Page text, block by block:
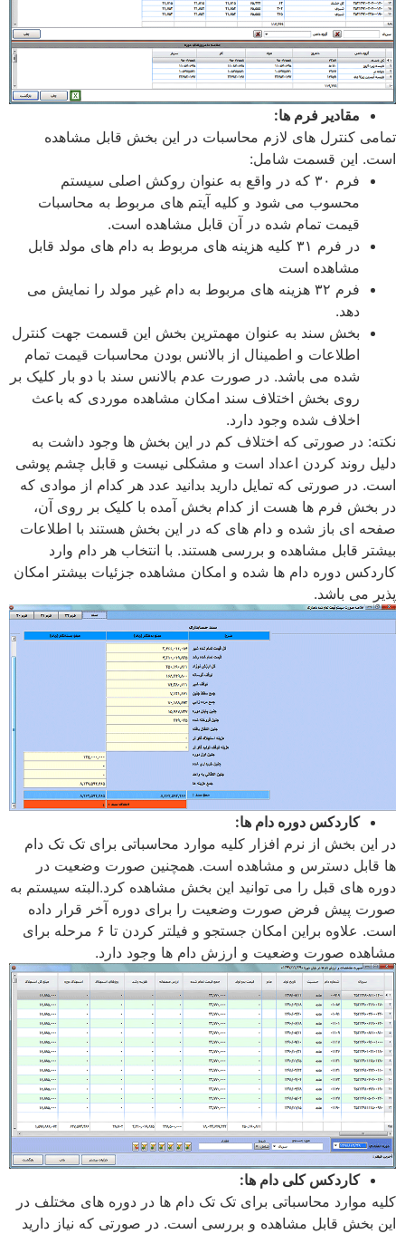
مقادیر فرم ها:
تمامی کنترل های لازم محاسبات در این بخش قابل مشاهده
است. این قسمت شامل:
فرم ۳۰ که در واقع به عنوان روکش اصلی سیستم
محسوب می شود و کلیه آیتم های مربوط به محاسبات
قیمت تمام شده در آن قابل مشاهده است.
در فرم ۳۱ کلیه هزینه های مربوط به دام های مولد قابل
مشاهده است
فرم ۳۲ هزینه های مربوط به دام غیر مولد را نمایش می
دهد.
بخش سند به عنوان مهمترین بخش این قسمت جهت کنترل
اطلاعات و اطمینال از بالانس بودن محاسبات قیمت تمام
شده می باشد. در صورت عدم بالانس سند با دو بار کلیک بر
روی بخش اختلاف سند امکان مشاهده موردی که باعث
اخلاف شده وجود دارد.
نکته: در صورتی که اختلاف کم در این بخش ها وجود داشت به
دلیل روند کردن اعداد است و مشکلی نیست و قابل چشم پوشی
است. در صورتی که تمایل دارید بدانید عدد هر کدام از موادی که
در بخش فرم ها هست از کدام بخش آمده با کلیک بر روی آن،
صفحه ای باز شده و دام های که در این بخش هستند با اطلاعات
بیشتر قابل مشاهده و بررسی هستند. با انتخاب هر دام وارد
کاردکس دوره دام ها شده و امکان مشاهده جزئیات بیشتر امکان
پذیر می باشد.
کاردکس دوره دام ها:
در این بخش از نرم افزار کلیه موارد محاسباتی برای تک تک دام
ها قابل دسترس و مشاهده است. همچنین صورت وضعیت در
دوره های قبل را می توانید این بخش مشاهده کرد.البته سیستم به
صورت پیش فرض صورت وضعیت را برای دوره آخر قرار داده
است. علاوه براین امکان جستجو و فیلتر کردن تا ۶ مرحله برای
مشاهده صورت وضعیت و ارزش دام ها وجود دارد.
کاردکس کلی دام ها:
کلیه موارد محاسباتی برای تک تک دام ها در دوره های مختلف در
این بخش قابل مشاهده و بررسی است. در صورتی که نیاز دارید